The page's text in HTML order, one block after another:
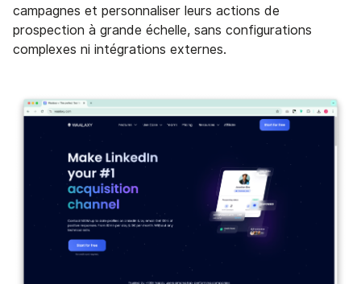
campagnes et personnaliser leurs actions de
prospection à grande échelle, sans configurations
complexes ni intégrations externes.